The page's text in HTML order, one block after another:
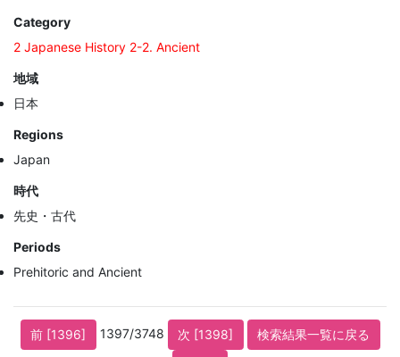
Category
2 Japanese History 2-2. Ancient
地域
日本
Regions
Japan
時代
先史・古代
Periods
Prehitoric and Ancient
前 [1396] 1397/3748 次 [1398]
検索結果一覧に戻る